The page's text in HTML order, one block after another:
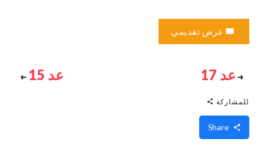
عرض تقديمي
عد 17 عد 15
للمشاركة